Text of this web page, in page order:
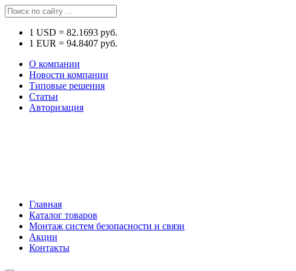
1 USD = 82.1693 руб.
1 EUR = 94.8407 руб.
О компании
Новости компании
Типовые решения
Статьи
Авторизация
Главная
Каталог товаров
Монтаж систем безопасности и связи
Акции
Контакты